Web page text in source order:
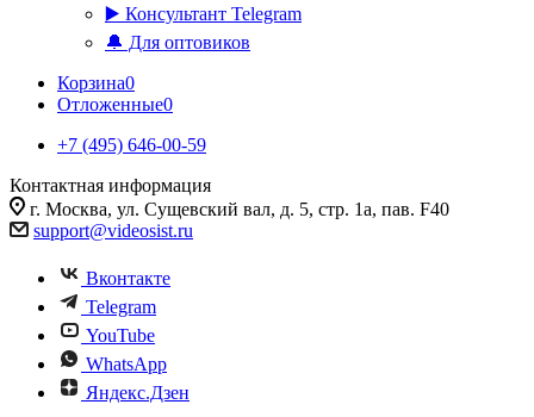
▶️ Консультант Telegram
🔔 Для оптовиков
Корзина0
Отложенные0
+7 (495) 646-00-59
Контактная информация
г. Москва, ул. Сущевский вал, д. 5, стр. 1а, пав. F40
support@videosist.ru
Вконтакте
Telegram
YouTube
WhatsApp
Яндекс.Дзен